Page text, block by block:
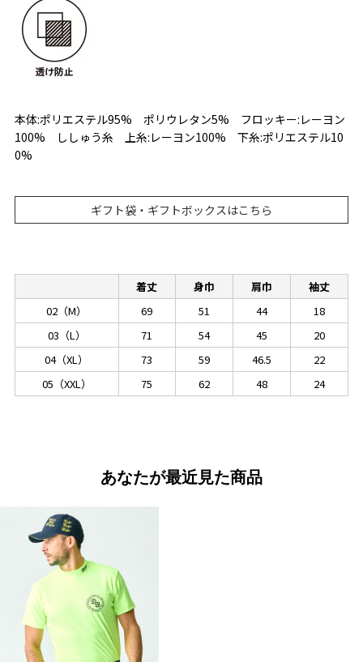
本体:ポリエステル95% ポリウレタン5% フロッキー:レーヨン
100% ししゅう糸 上糸:レーヨン100% 下糸:ポリエステル10
0%
ギフト袋・ギフトボックスはこちら
着丈 身巾 肩巾
袖丈
02（M）
69 51 44
18
03（L）
71 54 45
20
04（XL）
73 59 46.5
22
05（XXL）
75 62 48 24
あなたが最近見た商品